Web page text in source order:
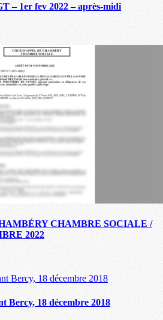
– 1er fev 2022 – après-midi
CHAMBRE SOCIALE /
2022
Bercy, 18 décembre 2018